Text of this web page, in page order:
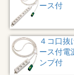
ース付
４コ口抜
ース付電
ンプ付